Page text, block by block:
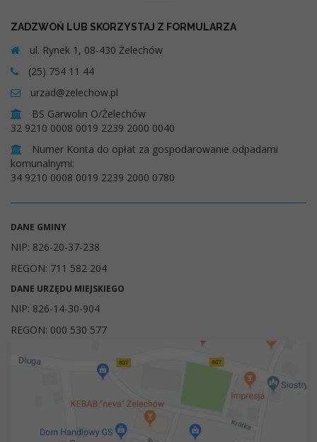
ZADZWOŃ LUB SKORZYSTAJ Z FORMULARZA
ul. Rynek 1, 08-430 Żelechów
(25) 754 11 44
urzad@zelechow.pl
BS Garwolin O/Żelechów
32 9210 0008 0019 2239 2000 0040
Numer Konta do opłat za gospodarowanie odpadami
komunalnymi:
34 9210 0008 0019 2239 2000 0780
DANE GMINY
NIP: 826-20-37-238
REGON: 711 582 204
DANE URZĘDU MIEJSKIEGO
NIP: 826-14-30-904
REGON: 000 530 577